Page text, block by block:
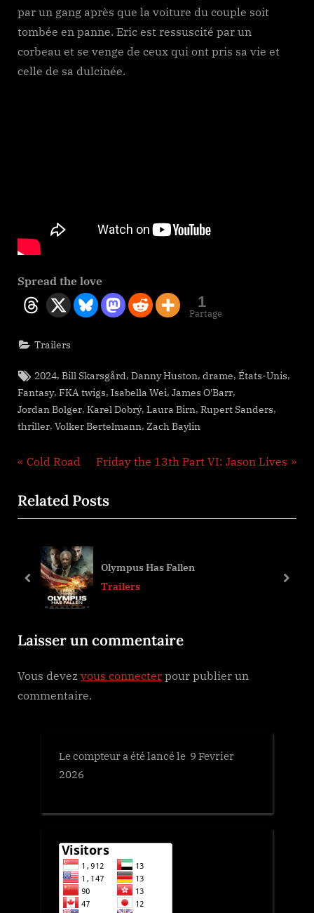
par un gang après que la voiture du couple soit
tombée en panne. Eric est ressuscité par un
corbeau et se venge de ceux qui ont pris sa vie et
celle de sa dulcinée.
Spread the love
1
Partage
Trailers
Tags:
2024,Bill Skarsgård,Danny Huston,drame,États-Unis,
Fantasy, FKA twigs, Isabella Wei, James O'Barr,
Jordan Bolger, Karel Dobrý, Laura Birn, Rupert Sanders,
thriller, Volker Bertelmann, Zach Baylin
Navigation
de
l’article
P
e
v
u
o
t
:
Cold Road
N
x
t
Friday the 13th Part VI: Jason Lives
Related Posts
Olympus Has Fallen
Trailers
prev next
Laisser un commentaire
Vous devez vous connecter pour publier un
commentaire.
Le compteur a été lancé le 9 Fevrier
2026